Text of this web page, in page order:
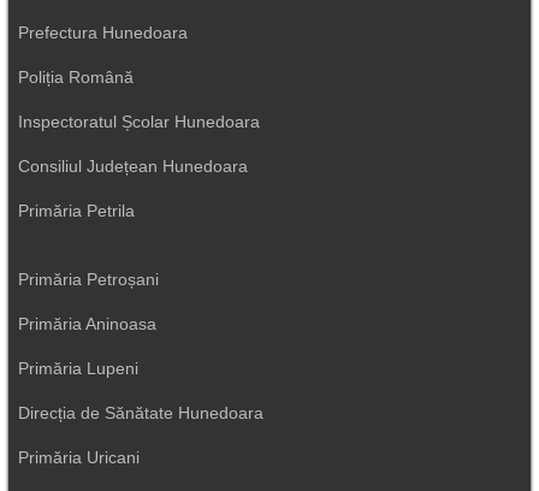
Prefectura Hunedoara
Poliția Română
Inspectoratul Școlar Hunedoara
Consiliul Județean Hunedoara
Primăria Petrila
Primăria Petroșani
Primăria Aninoasa
Primăria Lupeni
Direcția de Sănătate Hunedoara
Primăria Uricani